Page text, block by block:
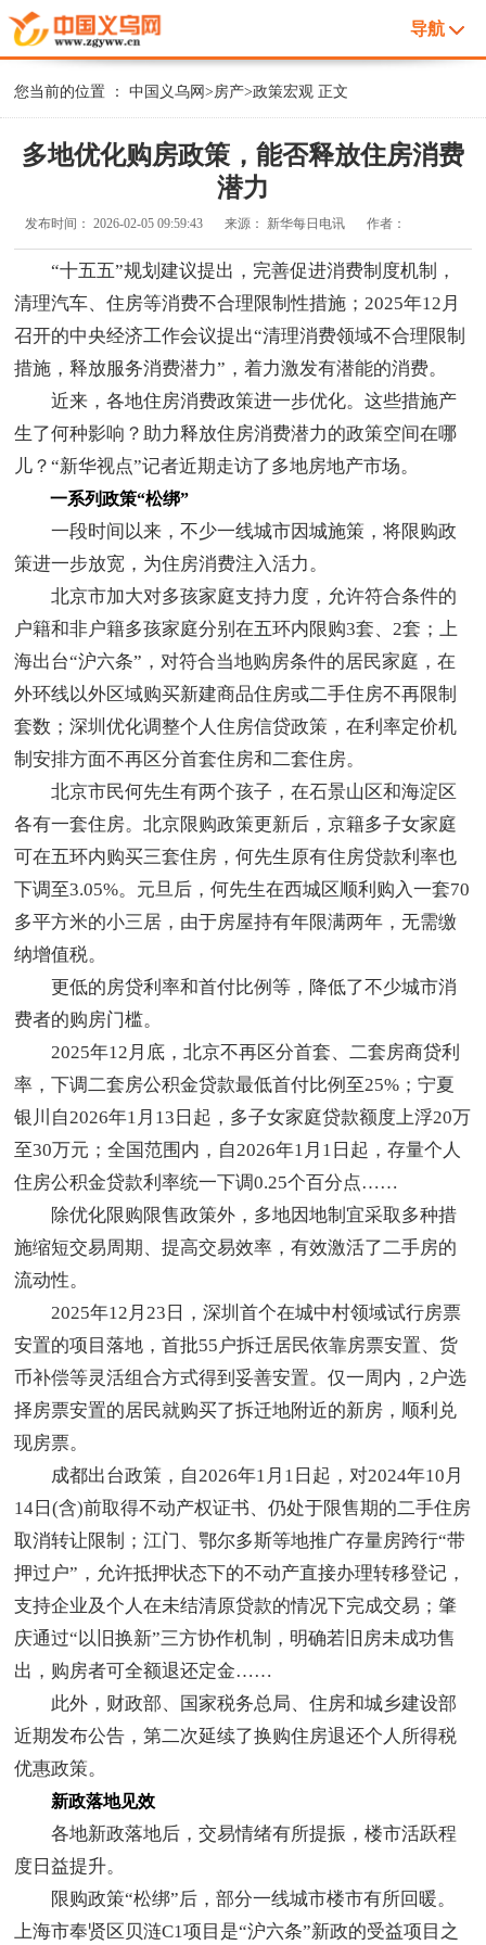
导航
您当前的位置 ：中国义乌网>房产>政策宏观 正文
多地优化购房政策，能否释放住房消费
潜力
发布时间：2026-02-05 09:59:43 来源： 新华每日电讯 作者：
“十五五”规划建议提出，完善促进消费制度机制，
清理汽车、住房等消费不合理限制性措施；2025年12月
召开的中央经济工作会议提出“清理消费领域不合理限制
措施，释放服务消费潜力”，着力激发有潜能的消费。
近来，各地住房消费政策进一步优化。这些措施产
生了何种影响？助力释放住房消费潜力的政策空间在哪
儿？“新华视点”记者近期走访了多地房地产市场。
一系列政策“松绑”
一段时间以来，不少一线城市因城施策，将限购政
策进一步放宽，为住房消费注入活力。
北京市加大对多孩家庭支持力度，允许符合条件的
户籍和非户籍多孩家庭分别在五环内限购3套、2套；上
海出台“沪六条”，对符合当地购房条件的居民家庭，在
外环线以外区域购买新建商品住房或二手住房不再限制
套数；深圳优化调整个人住房信贷政策，在利率定价机
制安排方面不再区分首套住房和二套住房。
北京市民何先生有两个孩子，在石景山区和海淀区
各有一套住房。北京限购政策更新后，京籍多子女家庭
可在五环内购买三套住房，何先生原有住房贷款利率也
下调至3.05%。元旦后，何先生在西城区顺利购入一套70
多平方米的小三居，由于房屋持有年限满两年，无需缴
纳增值税。
更低的房贷利率和首付比例等，降低了不少城市消
费者的购房门槛。
2025年12月底，北京不再区分首套、二套房商贷利
率，下调二套房公积金贷款最低首付比例至25%；宁夏
银川自2026年1月13日起，多子女家庭贷款额度上浮20万
至30万元；全国范围内，自2026年1月1日起，存量个人
住房公积金贷款利率统一下调0.25个百分点……
除优化限购限售政策外，多地因地制宜采取多种措
施缩短交易周期、提高交易效率，有效激活了二手房的
流动性。
2025年12月23日，深圳首个在城中村领域试行房票
安置的项目落地，首批55户拆迁居民依靠房票安置、货
币补偿等灵活组合方式得到妥善安置。仅一周内，2户选
择房票安置的居民就购买了拆迁地附近的新房，顺利兑
现房票。
成都出台政策，自2026年1月1日起，对2024年10月
14日(含)前取得不动产权证书、仍处于限售期的二手住房
取消转让限制；江门、鄂尔多斯等地推广存量房跨行“带
押过户”，允许抵押状态下的不动产直接办理转移登记，
支持企业及个人在未结清原贷款的情况下完成交易；肇
庆通过“以旧换新”三方协作机制，明确若旧房未成功售
出，购房者可全额退还定金……
此外，财政部、国家税务总局、住房和城乡建设部
近期发布公告，第二次延续了换购住房退还个人所得税
优惠政策。
新政落地见效
各地新政落地后，交易情绪有所提振，楼市活跃程
度日益提升。
限购政策“松绑”后，部分一线城市楼市有所回暖。
上海市奉贤区贝涟C1项目是“沪六条”新政的受益项目之